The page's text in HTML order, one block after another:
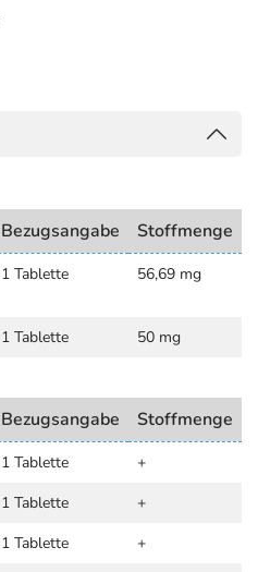
Bezugsangabe Stoffmenge
1 Tablette 56,69 mg
1 Tablette
50 mg
Bezugsangabe Stoffmenge
1 Tablette
+
1 Tablette
+
1 Tablette
+